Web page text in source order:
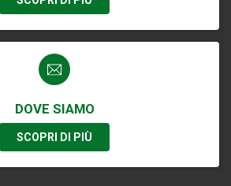
DOVE SIAMO
SCOPRI DI PIÙ